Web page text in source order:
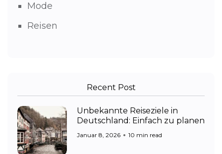
Mode
Reisen
Recent Post
Unbekannte Reiseziele in
Deutschland: Einfach zu planen
Januar 8, 2026 10 min read